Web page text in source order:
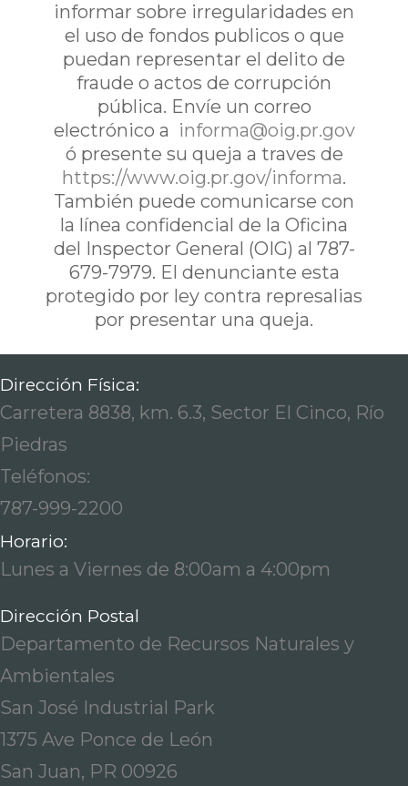
informar sobre irregularidades en
el uso de fondos publicos o que
puedan representar el delito de
fraude o actos de corrupción
pública. Envíe un correo
electrónico a informa@oig.pr.gov
ó presente su queja a traves de
https://www.oig.pr.gov/informa.
También puede comunicarse con
la línea confidencial de la Oficina
del Inspector General (OIG) al 787-
679-7979. El denunciante esta
protegido por ley contra represalias
por presentar una queja.
Dirección Física:
Carretera 8838, km. 6.3, Sector El Cinco, Río
Piedras
Teléfonos:
787-999-2200
Horario:
Lunes a Viernes de 8:00am a 4:00pm
Dirección Postal
Departamento de Recursos Naturales y
Ambientales
San José Industrial Park
1375 Ave Ponce de León
San Juan, PR 00926